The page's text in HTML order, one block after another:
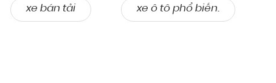
xe bán tải xe ô tô phổ biến.